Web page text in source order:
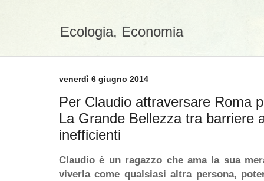
Ecologia, Economia
venerdì 6 giugno 2014
Per Claudio attraversare Roma
La Grande Bellezza tra barriere
inefficienti
Claudio è un ragazzo che ama la sua
viverla come qualsiasi altra persona,